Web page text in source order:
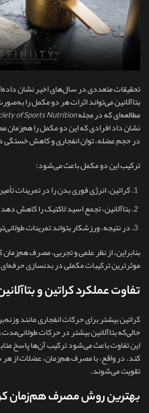
تحقیقات متعددی در سال‌های اخیر نشان
بتاآلانین می‌تواند اثرات هر دو مکمل را
مطالعه‌ای که در مجلهof Sports Nutrition
نشان داد افرادی که این دو مکمل را
در حجم عضله، توان انفجاری و کاهش خستگی
ترکیب این دو مکمل باعث می‌شود:
کراتین، انرژی فوری بدن را در تمرینات
بتاآلانین، تجمع اسید لاکتیک را کاهش
در نتیجه، ورزشکار بتواند تمرینات
بنابراین، از نظر علمی و تجربی، مصرف هم‌زمان
موثرترین ترکیبات مکملی در بدنسازی
تفاوت عملکرد کراتین و
کراتین بیشتر برای حرکات انفجاری مانند
حالی‌که بتاآلانین بیشتر در حرکات
این تفاوت باعث می‌شود ترکیب آن‌ها پاسخ
کند. در واقع، با مصرف هم‌زمان، عضلات از
تقویت می‌شوند.
بهترین روش مصرف هم‌زمان